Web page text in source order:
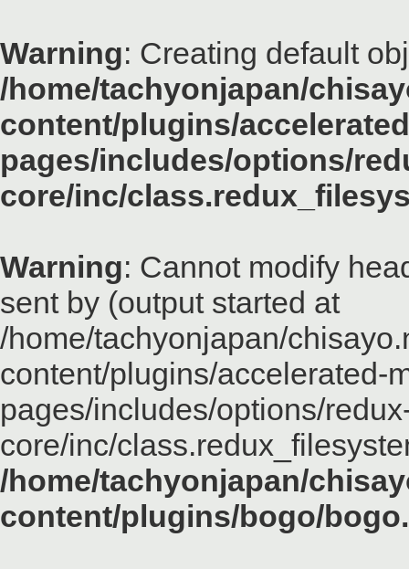
Warning: Creating default
/home/tachyonjapan/
content/plugins/
pages/includes/options/
core/inc/
Warning: Cannot modify
sent by (output started at
/home/tachyonjapan/
content/plugins/accelerated-
pages/includes/options/
core/inc/
/home/tachyonjapan/
content/plugins/bogo/